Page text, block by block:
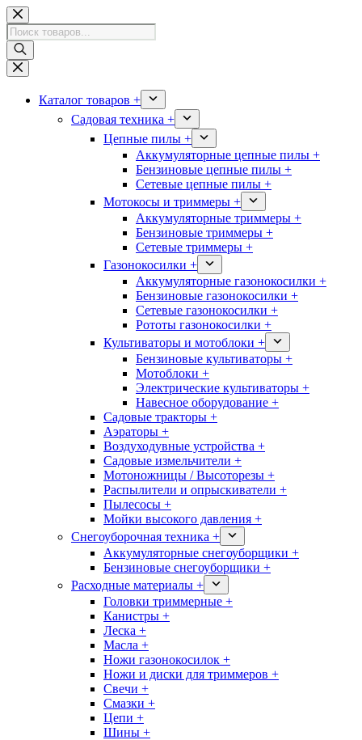
Перейти
к
сути
Поиск
товаров
Каталог товаров +
Садовая техника +
Цепные пилы +
Аккумуляторные цепные пилы +
Бензиновые цепные пилы +
Сетевые цепные пилы +
Мотокосы и триммеры +
Аккумуляторные триммеры +
Бензиновые триммеры +
Сетевые триммеры +
Газонокосилки +
Аккумуляторные газонокосилки +
Бензиновые газонокосилки +
Сетевые газонокосилки +
Рототы газонокосилки +
Культиваторы и мотоблоки +
Бензиновые культиваторы +
Мотоблоки +
Электрические культиваторы +
Навесное оборудование +
Садовые тракторы +
Аэраторы +
Воздуходувные устройства +
Садовые измельчители +
Мотоножницы / Высоторезы +
Распылители и опрыскиватели +
Пылесосы +
Мойки высокого давления +
Снегоуборочная техника +
Аккумуляторные снегоуборщики +
Бензиновые снегоуборщики +
Расходные материалы +
Головки триммерные +
Канистры +
Леска +
Масла +
Ножи газонокосилок +
Ножи и диски для триммеров +
Свечи +
Смазки +
Цепи +
Шины +